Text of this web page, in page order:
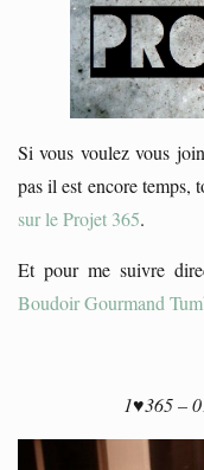
Si vous voulez vous
pas il est encore temps,
sur le Projet 365.
Et pour me suivre
Boudoir Gourmand
1♥365 –